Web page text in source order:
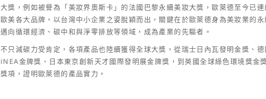
大獎，例如被譽為「美妝界奧斯卡」的法國巴黎永續美妝大獎，歐萊德至今已
歐美各大品牌，以台灣中小企業之姿脫穎而出，關鍵在於歐萊德身為美妝業的
邁向循環經濟、碳中和與淨零排放等領域，成為產業的先驅者。
不只減碳力受肯定，各項產品也陸續獲得全球大獎，從瑞士日內瓦發明金獎、
iNEA金牌獎、日本東京創新天才國際發明展金牌獎，到英國全球綠色環境獎金
獎項，證明歐萊德的產品實力。